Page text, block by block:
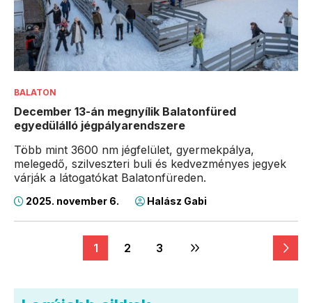
BALATON
December 13-án megnyílik Balatonfüred
egyedülálló jégpályarendszere
Több mint 3600 nm jégfelület, gyermekpálya,
melegedő, szilveszteri buli és kedvezményes jegyek
várják a látogatókat Balatonfüreden.
2025. november 6. Halász Gabi
1 2 3